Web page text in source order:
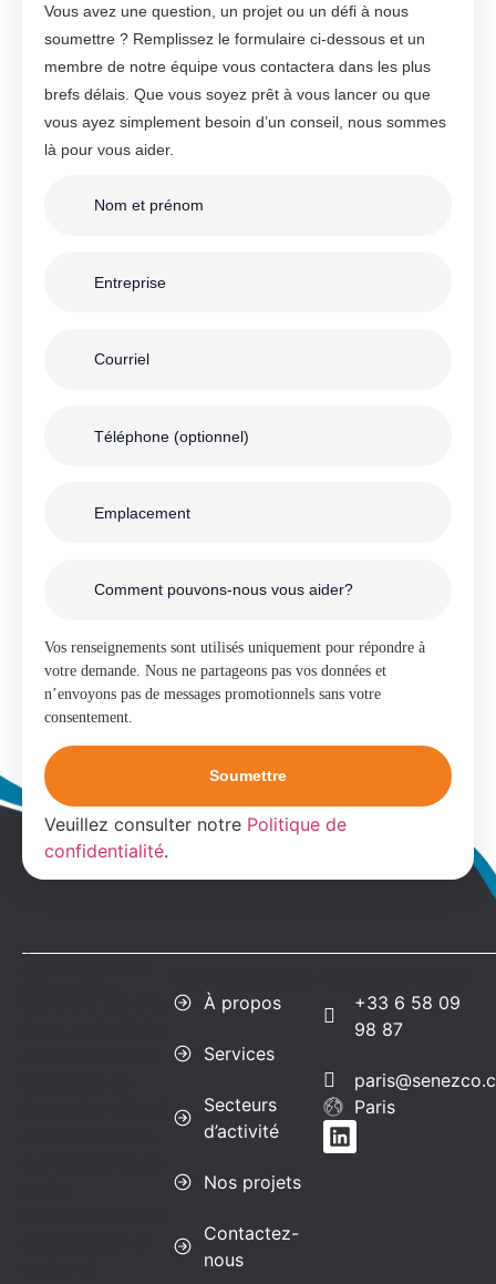
Vous avez une question, un projet ou un défi à nous
soumettre ? Remplissez le formulaire ci-dessous et un
membre de notre équipe vous contactera dans les plus
brefs délais. Que vous soyez prêt à vous lancer ou que
vous ayez simplement besoin d’un conseil, nous sommes
là pour vous aider.
Vos renseignements sont utilisés uniquement pour répondre à
votre demande. Nous ne partageons pas vos données et
n’envoyons pas de messages promotionnels sans votre
consentement.
Veuillez consulter notre Politique de
confidentialité.
À propos
Services
Secteurs
d’activité
Nos projets
Contactez-
nous
+33 6 58 09
98 87
Paris